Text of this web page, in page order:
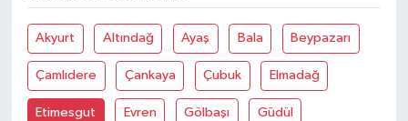
Akyurt Altındağ Ayaş Bala Beypazarı
Çamlıdere Çankaya Çubuk Elmadağ
Etimesgut Evren Gölbaşı Güdül